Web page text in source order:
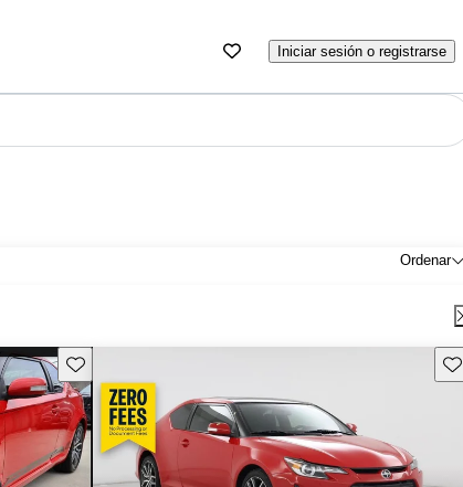
Iniciar sesión o registrarse
Ordenar
Guarda este Aviso